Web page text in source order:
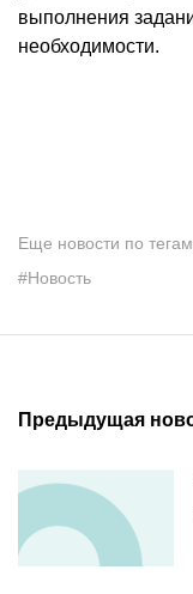
выполнения
необходимости.
Еще новости по
#Новость
Предыдущая